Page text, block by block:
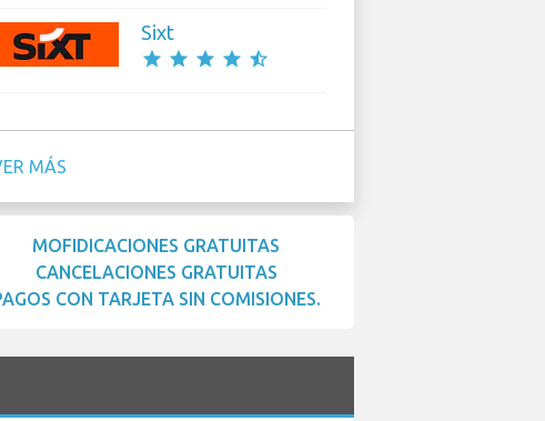
Sixt
star star star star star_half
MÁS
MOFIDICACIONES GRATUITAS
CANCELACIONES GRATUITAS
CON TARJETA SIN COMISIONES.